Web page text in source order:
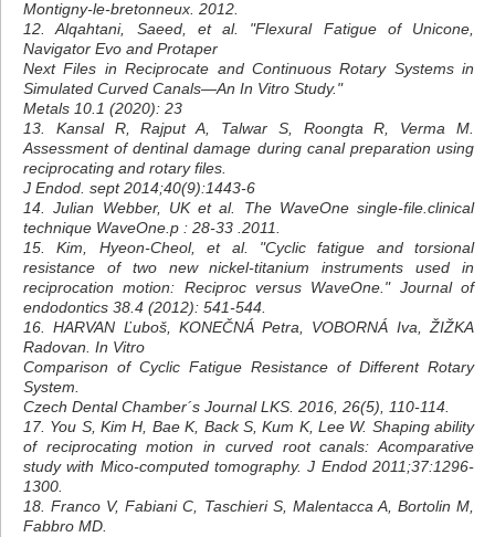
Montigny-le-bretonneux. 2012.
12. Alqahtani, Saeed, et al. "Flexural Fatigue of Unicone,
Navigator Evo and Protaper
Next Files in Reciprocate and Continuous Rotary Systems in
Simulated Curved Canals—An In Vitro Study."
Metals 10.1 (2020): 23
13. Kansal R, Rajput A, Talwar S, Roongta R, Verma M.
Assessment of dentinal damage during canal preparation using
reciprocating and rotary files.
J Endod. sept 2014;40(9):1443-6
14. Julian Webber, UK et al. The WaveOne single-file.clinical
technique WaveOne.p : 28-33 .2011.
15. Kim, Hyeon-Cheol, et al. "Cyclic fatigue and torsional
resistance of two new nickel-titanium instruments used in
reciprocation motion: Reciproc versus WaveOne." Journal of
endodontics 38.4 (2012): 541-544.
16. HARVAN Ľuboš, KONEČNÁ Petra, VOBORNÁ Iva, ŽIŽKA
Radovan. In Vitro
Comparison of Cyclic Fatigue Resistance of Different Rotary
System.
Czech Dental Chamber´s Journal LKS. 2016, 26(5), 110-114.
17. You S, Kim H, Bae K, Back S, Kum K, Lee W. Shaping ability
of reciprocating motion in curved root canals: Acomparative
study with Mico-computed tomography. J Endod 2011;37:1296-
1300.
18. Franco V, Fabiani C, Taschieri S, Malentacca A, Bortolin M,
Fabbro MD.